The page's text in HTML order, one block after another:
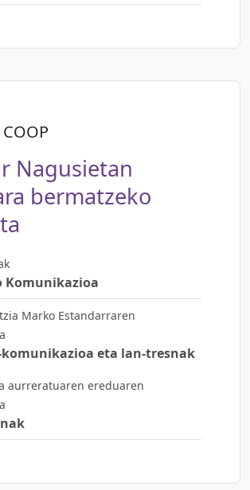
COOP
Nagusietan
bermatzeko
Komunikazioa
Marko Estandarraren
komunikazioa eta lan-tresnak
aurreratuaren ereduaren